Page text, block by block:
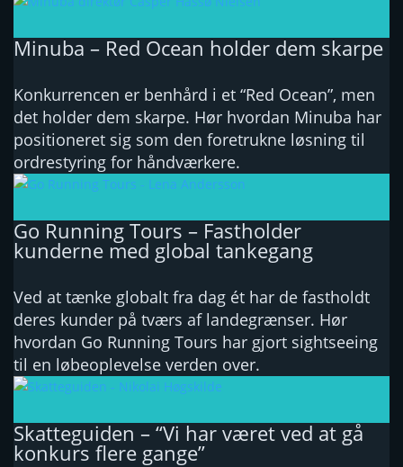
Minuba – Red Ocean holder dem skarpe
Konkurrencen er benhård i et “Red Ocean”, men
det holder dem skarpe. Hør hvordan Minuba har
positioneret sig som den foretrukne løsning til
ordrestyring for håndværkere.
Go Running Tours – Fastholder
kunderne med global tankegang
Ved at tænke globalt fra dag ét har de fastholdt
deres kunder på tværs af landegrænser. Hør
hvordan Go Running Tours har gjort sightseeing
til en løbeoplevelse verden over.
Skatteguiden – “Vi har været ved at gå
konkurs flere gange”